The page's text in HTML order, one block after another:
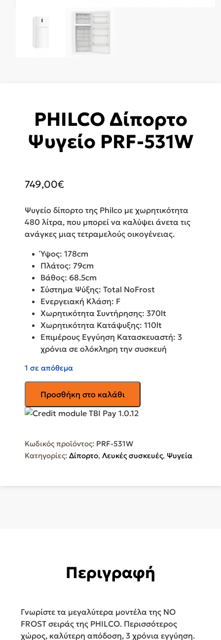
PHILCO Δίπορτο
Ψυγείο PRF-531W
749,00€
Ψυγείο δίπορτο της Philco με χωρητικότητα
480 λίτρα, που μπορεί να καλύψει άνετα τις
ανάγκες μιας τετραμελούς οικογένειας.
Ύψος: 178cm
Πλάτος: 79cm
Βάθος: 68.5cm
Σύστημα Ψύξης: Total NoFrost
Ενεργειακή Κλάση: F
Χωρητικότητα Συντήρησης: 370lt
Χωρητικότητα Κατάψυξης: 110lt
Επιμέρους Εγγύηση Κατασκευαστή: 3
χρόνια σε ολόκληρη την συσκευή
1 σε απόθεμα
Δίπορτο
Ψυγείο
ποσότητα
Προσθήκη στο καλάθι
Κωδικός προϊόντος: PRF-531W
Κατηγορίες: Δίπορτο, Λευκές συσκευές, Ψυγεία
Περιγραφή
Γνωρίστε τα μεγαλύτερα μοντέλα της NO
FROST σειράς της PHILCO. Περισσότερος
χώρος, καλύτερη απόδοση, 3 χρόνια εγγύηση.